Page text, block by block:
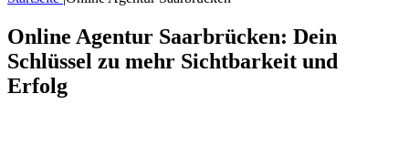
Online Agentur Saarbrücken: Dein
Schlüssel zu mehr Sichtbarkeit und
Erfolg